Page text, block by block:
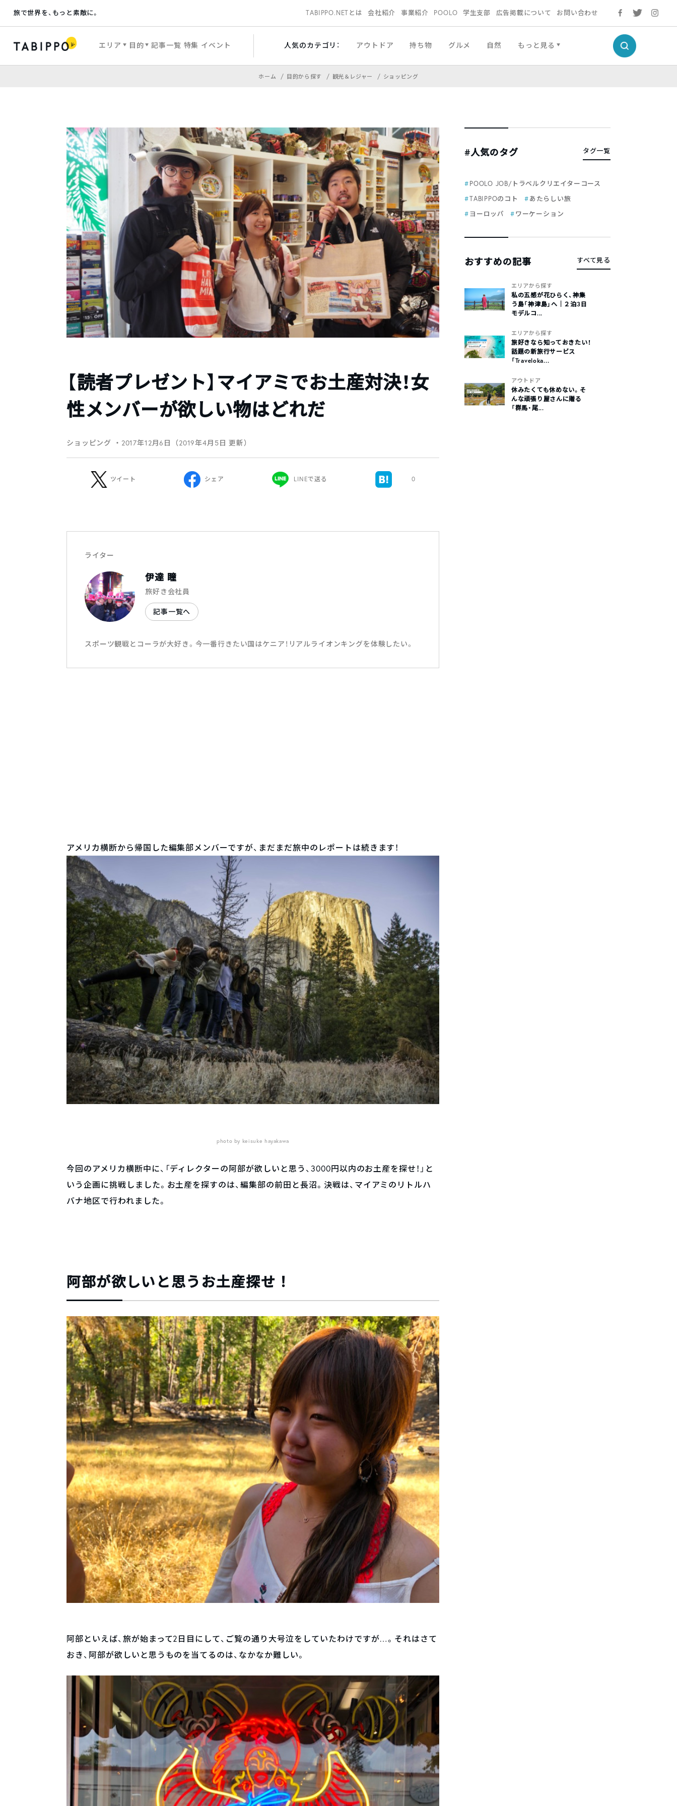
旅で世界を、もっと素敵に。 TABIPPO.NETとは 会社紹介 事業紹介 POOLO 学生支部 広告掲載について お問い合わせ
エリア 目的 記事一覧 特集 イベント 人気のカテゴリ： アウトドア 持ち物 グルメ 自然 もっと見る
ホーム 目的から探す 観光＆レジャー ショッピング
【読者プレゼント】マイアミでお土産対決！女
性メンバーが欲しい物はどれだ
ショッピング ・2017年12月6日（2019年4月5日 更新）
ツイート シェア LINEで送る 0
ライター
伊達 瞳
旅好き会社員
記事一覧へ
スポーツ観戦とコーラが大好き。今一番行きたい国はケニア！リアルライオンキングを体験したい。
アメリカ横断から帰国した編集部メンバーですが、まだまだ旅中のレポートは続きます！
photo by keisuke hayakawa
今回のアメリカ横断中に、「ディレクターの阿部が欲しいと思う、3000円以内のお土産を探せ！」と
いう企画に挑戦しました。お土産を探すのは、編集部の前田と長沼。決戦は、マイアミのリトルハ
バナ地区で行われました。
阿部が欲しいと思うお土産探せ！
阿部といえば、旅が始まって2日目にして、ご覧の通り大号泣をしていたわけですが…。それはさて
おき、阿部が欲しいと思うものを当てるのは、なかなか難しい。
#人気のタグ タグ一覧
POOLO JOB/トラベルクリエイターコース
TABIPPOのコト
あたらしい旅
ヨーロッパ
ワーケーション
おすすめの記事 すべて見る
エリアから探す
私の五感が花ひらく、神集
う島「神津島」へ｜２泊3日
モデルコ...
エリアから探す
旅好きなら知っておきたい！
話題の新旅行サービス
「Traveloka...
アウトドア
休みたくても休めない。そ
んな頑張り屋さんに贈る
「群馬・尾...